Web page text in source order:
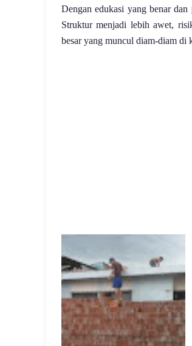
Dengan edukasi yang benar dan
Struktur menjadi lebih awet,
besar yang muncul diam-diam di